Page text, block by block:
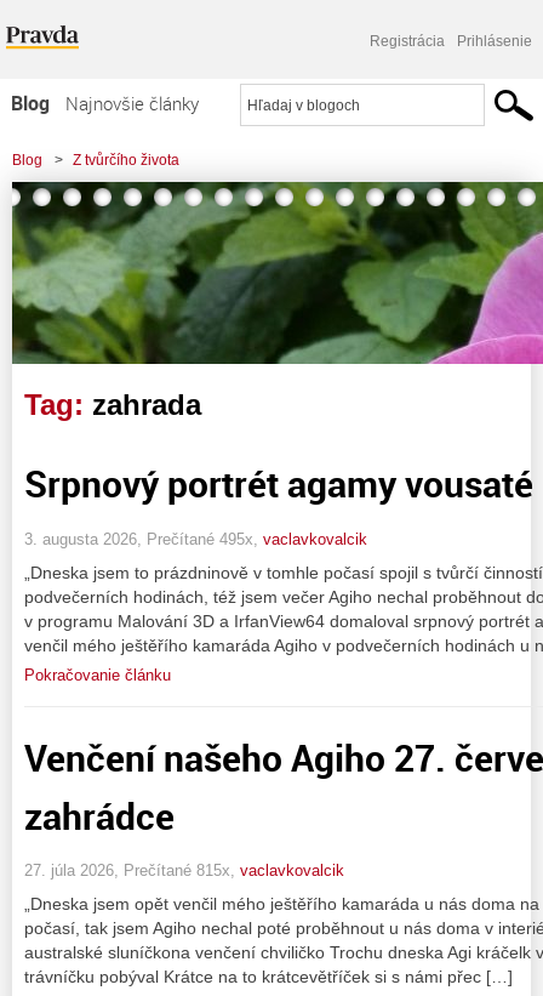
Registrácia Prihlásenie
Blog
Najnovšie články
Najčítanejšie články
Najkomentovanejšie články
Zoznam blogov
Komerčné blogy
Blog > Z tvůrčího života
Tag: zahrada
Srpnový portrét agamy vousaté
3. augusta 2026, Prečítané 495x, vaclavkovalcik
„Dneska jsem to prázdninově v tomhle počasí spojil s tvůrčí
podvečerních hodinách, též jsem večer Agiho nechal proběhnout
v programu Malování 3D a IrfanView64 domaloval srpnový portrét
venčil mého ještěřího kamaráda Agiho v podvečerních hodinách u
Pokračovanie článku
Venčení našeho Agiho 27.
zahrádce
27. júla 2026, Prečítané 815x, vaclavkovalcik
„Dneska jsem opět venčil mého ještěřího kamaráda u nás doma
počasí, tak jsem Agiho nechal poté proběhnout u nás doma v
australské sluníčkona venčení chviličko Trochu dneska Agi kráčelk
trávníčku pobýval Krátce na to krátcevětříček si s námi přec […]